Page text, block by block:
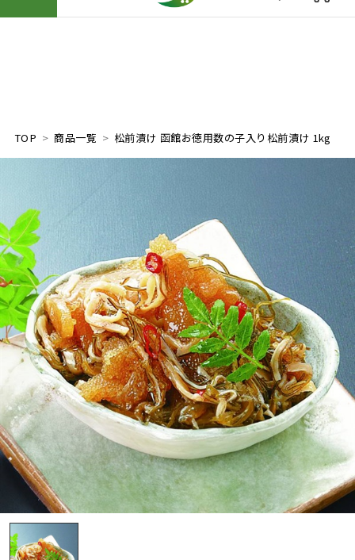
TOP 商品一覧 松前漬け 函館お徳用数の子入り松前漬け 1kg